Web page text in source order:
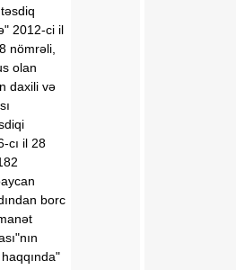
2012-ci il
nömrəli,
olan
daxili və
cı il 28
borc